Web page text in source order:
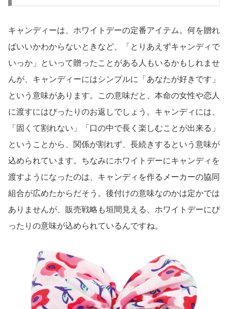
キャンディーは、ホワイトデーの定番アイテム。何を贈れ
ばいいかわからないときなど、「とりあえずキャンディで
いっか」といって贈ったことがある人もいるかもしれませ
んが、キャンディーにはシンプルに「あなたが好きです」
という意味があります。この意味だと、本命の女性や恋人
に渡すにはぴったりのお返しでしょう。キャンディには、
「固くて割れない」「口の中で長く楽しむことが出来る」
ということから、関係が割れず、長続きするという意味が
込められています。ちなみにホワイトデーにキャンディを
渡すようになったのは、キャンディを作るメーカーの協同
組合が広めたからだそう。後付けの意味なのかは定かでは
ありませんが、販売戦略も垣間見える、ホワイトデーにぴ
ったりの意味が込められているんですね。